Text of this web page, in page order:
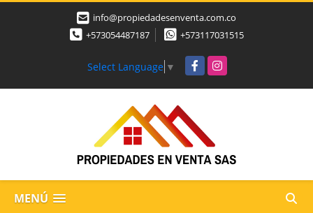
info@propiedadesenventa.com.co
+573054487187
+573117031515
Select Language ▼ FacebookInstagram
MENÚ